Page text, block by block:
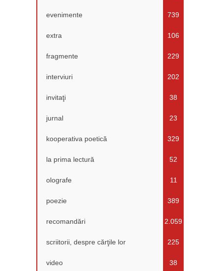
evenimente 739
extra 106
fragmente 229
interviuri 202
invitaţi 38
jurnal 23
kooperativa poetică 329
la prima lectură 52
olografe 11
poezie 389
recomandări 2.059
scriitorii, despre cărţile lor 225
video 38